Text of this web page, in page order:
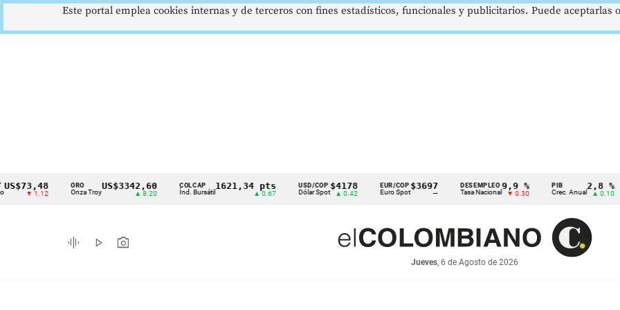
Cintillo
indicadores
económicos
▼ 1.12
ORO
Onza Troy
US$3342,60 COLCAP
Índ. Bursátil
1621,34 pts USD/COP
Dólar Spot
$4178
▲ 0.42
EUR/COP
Euro Spot
$3697
—
DESEMPLEO
Tasa Nacional
9,9 %
▼ 0.30
PIB
Crec. Anual
2,8 %
▲ 0.10
graphic_eq play_arrow photo_camera
Jueves, 6 de Agosto de 2026
Este portal emplea cookies internas y de terceros con fines estadísticos, funcionales y publicitarios. Puede aceptarlas